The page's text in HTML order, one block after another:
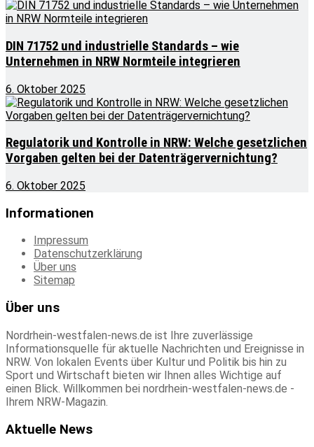
DIN 71752 und industrielle Standards – wie
Unternehmen in NRW Normteile integrieren
6. Oktober 2025
Regulatorik und Kontrolle in NRW: Welche gesetzlichen
Vorgaben gelten bei der Datenträgervernichtung?
6. Oktober 2025
Informationen
Impressum
Datenschutzerklärung
Über uns
Sitemap
Über uns
Nordrhein-westfalen-news.de ist Ihre zuverlässige
Informationsquelle für aktuelle Nachrichten und Ereignisse in
NRW. Von lokalen Events über Kultur und Politik bis hin zu
Sport und Wirtschaft bieten wir Ihnen alles Wichtige auf
einen Blick. Willkommen bei nordrhein-westfalen-news.de -
Ihrem NRW-Magazin.
Aktuelle News